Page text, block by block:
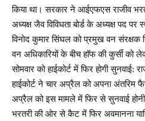
किया था। सरकार ने आईएफएस राजीव
अध्यक्ष जैव विविधता बोर्ड के अध्यक्ष पद
विनोद कुमार सिंघल को प्रमुख वन संरक्षक
वन अधिकारियों के बीच हाॅफ की कुर्सी को
सोमवार को हाईकोर्ट में फिर होगी सुनवाई:
हाईकोर्ट ने चार अप्रैल को अपना अंतरिम
अप्रैल को इस मामले में फिर से सुनवाई
भरतरी की ओर से कैट में फिर अवमानना